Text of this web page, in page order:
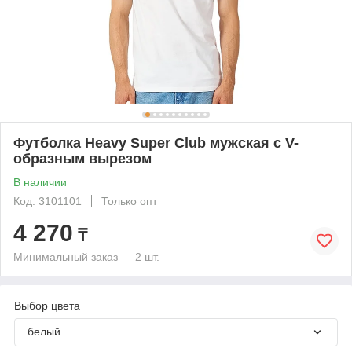
Футболка Heavy Super Club мужская с V-
образным вырезом
В наличии
Код: 3101101
Только опт
4 270 ₸
Минимальный заказ — 2 шт.
Выбор цвета
белый